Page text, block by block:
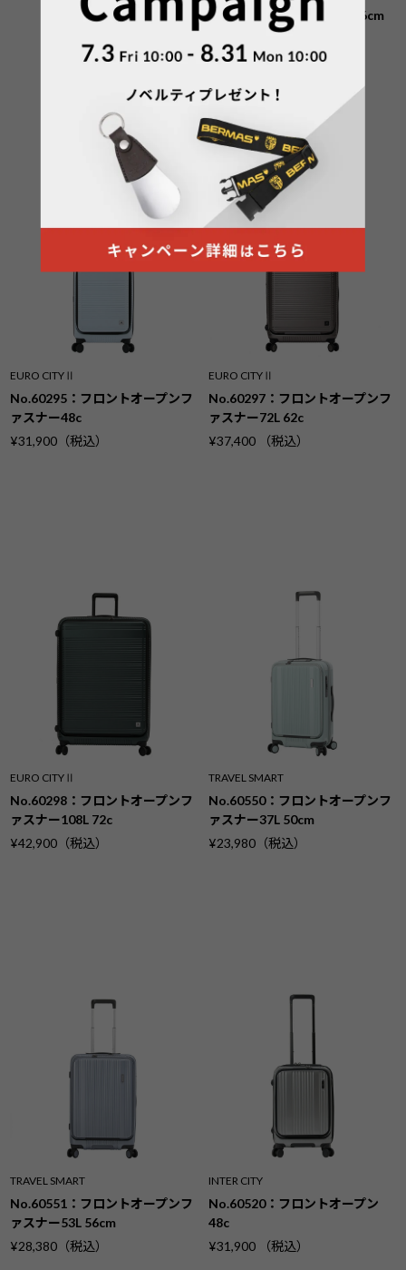
No.60534：フレーム88L 66cm
EURO CITYⅡ
No.60295：フロントオープンフ
ァスナー48c
¥31,900（税込）
EURO CITYⅡ
No.60297：フロントオープンフ
ァスナー72L 62c
¥37,400 （税込）
EURO CITYⅡ
No.60298：フロントオープンフ
ァスナー108L 72c
¥42,900（税込）
TRAVEL SMART
No.60550：フロントオープンフ
ァスナー37L 50cm
¥23,980（税込）
TRAVEL SMART
No.60551：フロントオープンフ
ァスナー53L 56cm
¥28,380（税込）
INTER CITY
No.60520：フロントオープン
48c
¥31,900 （税込）